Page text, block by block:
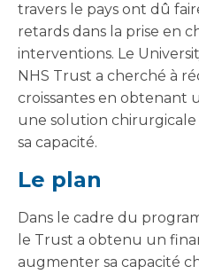
travers le pays ont dû
retards dans la prise en
interventions. Le
NHS Trust a cherché à
croissantes en obtenant
une solution
sa capacité.
Le plan
Dans le cadre du
le Trust a obtenu un
augmenter sa capacité